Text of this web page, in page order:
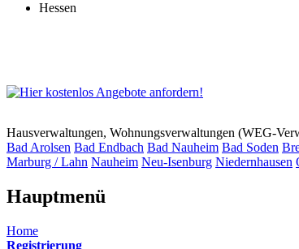
Hessen
Hausverwaltungen, Wohnungsverwaltungen (WEG-
Bad Arolsen Bad Endbach Bad Nauheim Bad Soden
Marburg / Lahn Nauheim Neu-Isenburg Niedernhausen
Hauptmenü
Home
Registrierung